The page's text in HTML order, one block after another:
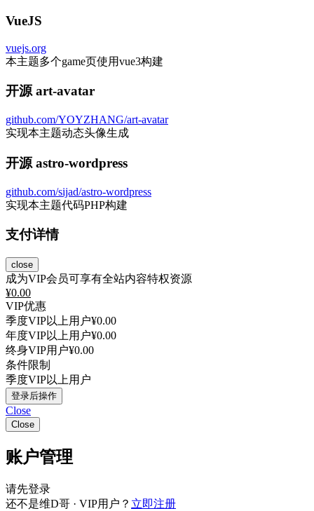
VueJS
vuejs.org
本主题多个game页使用vue3构建
开源 art-avatar
github.com/YOYZHANG/art-avatar
实现本主题动态头像生成
开源 astro-wordpress
github.com/sijad/astro-wordpress
实现本主题代码PHP构建
支付详情
close
成为VIP会员可享有全站内容特权资源
¥0.00
VIP优惠
季度VIP以上用户¥0.00
年度VIP以上用户¥0.00
终身VIP用户¥0.00
条件限制
季度VIP以上用户
登录后操作
Close
Close
账户管理
请先登录
还不是维D哥 · VIP用户？ 立即注册